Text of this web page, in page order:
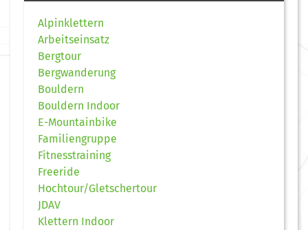
Alpinklettern
Arbeitseinsatz
Bergtour
Bergwanderung
Bouldern
Bouldern Indoor
E-Mountainbike
Familiengruppe
Fitnesstraining
Freeride
Hochtour/Gletschertour
JDAV
Klettern Indoor